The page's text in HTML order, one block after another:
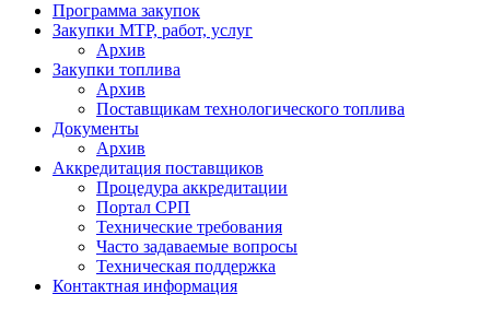
Программа закупок
Закупки МТР, работ, услуг
Архив
Закупки топлива
Архив
Поставщикам технологического топлива
Документы
Архив
Аккредитация поставщиков
Процедура аккредитации
Портал СРП
Технические требования
Часто задаваемые вопросы
Техническая поддержка
Контактная информация